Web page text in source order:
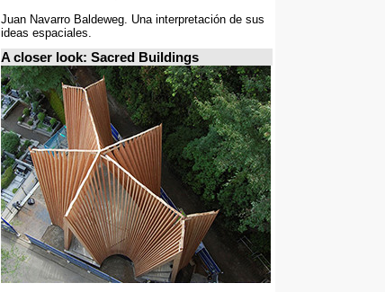
Juan Navarro Baldeweg. Una interpretación de sus
ideas espaciales.
A closer look: Sacred Buildings